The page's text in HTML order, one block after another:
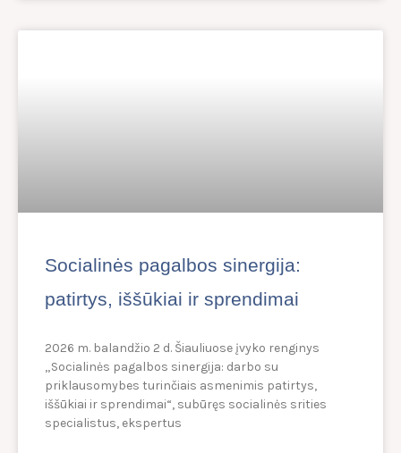
Socialinės pagalbos sinergija:
patirtys, iššūkiai ir sprendimai
2026 m. balandžio 2 d. Šiauliuose įvyko renginys
„Socialinės pagalbos sinergija: darbo su
priklausomybes turinčiais asmenimis patirtys,
iššūkiai ir sprendimai“, subūręs socialinės srities
specialistus, ekspertus